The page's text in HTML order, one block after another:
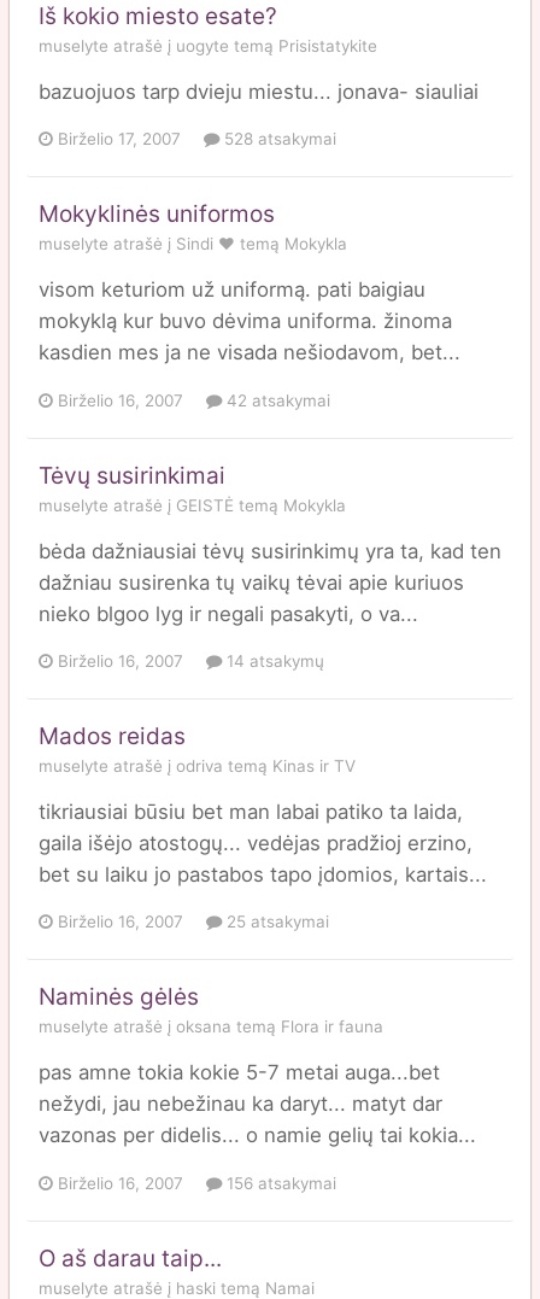
Iš kokio miesto esate?
muselyte atrašė į uogyte temą Prisistatykite
bazuojuos tarp dvieju miestu... jonava- siauliai
Birželio 17, 2007 528 atsakymai
Mokyklinės uniformos
muselyte atrašė į Sindi ♥ temą Mokykla
visom keturiom už uniformą. pati baigiau
mokyklą kur buvo dėvima uniforma. žinoma
kasdien mes ja ne visada nešiodavom, bet...
Birželio 16, 2007 42 atsakymai
Tėvų susirinkimai
muselyte atrašė į GEISTĖ temą Mokykla
bėda dažniausiai tėvų susirinkimų yra ta, kad ten
dažniau susirenka tų vaikų tėvai apie kuriuos
nieko blgoo lyg ir negali pasakyti, o va...
Birželio 16, 2007 14 atsakymų
Mados reidas
muselyte atrašė į odriva temą Kinas ir TV
tikriausiai būsiu bet man labai patiko ta laida,
gaila išėjo atostogų... vedėjas pradžioj erzino,
bet su laiku jo pastabos tapo įdomios, kartais...
Birželio 16, 2007 25 atsakymai
Naminės gėlės
muselyte atrašė į oksana temą Flora ir fauna
pas amne tokia kokie 5-7 metai auga...bet
nežydi, jau nebežinau ka daryt... matyt dar
vazonas per didelis... o namie gelių tai kokia...
Birželio 16, 2007 156 atsakymai
O aš darau taip...
muselyte atrašė į haski temą Namai